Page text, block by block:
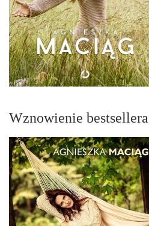
Wznowienie bestsellera